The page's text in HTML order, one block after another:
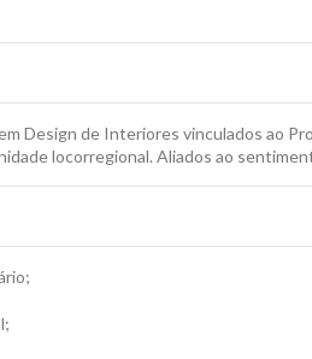
Design de Interiores vinculados ao
locorregional. Aliados ao